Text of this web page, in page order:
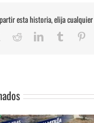
esta historia, elija
RedditLinkedInTumblr